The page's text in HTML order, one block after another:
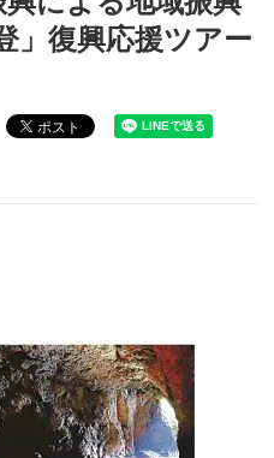
」復興応援ツアー
ポスト